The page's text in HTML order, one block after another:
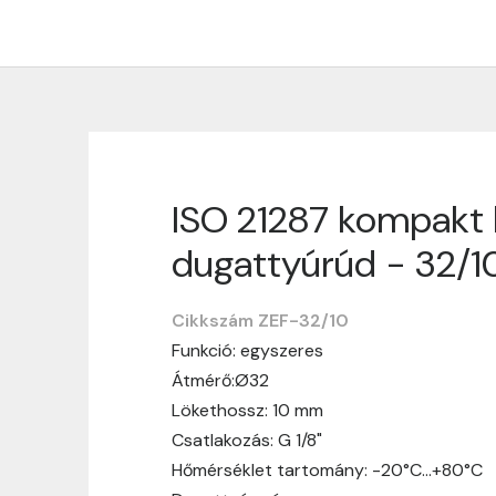
ISO 21287
dugattyúrúd - 32/
Cikkszám ZEF-32/10
Funkció: egyszeres
Átmérő:Ø32
Lökethossz: 10 mm
Csatlakozás: G 1/8"
Hőmérséklet tartomány: -20°C…+80°C
Szállítási
Nagyon köszönjük, hogy
Szállítási idő:
hosszabb ideig tart, előre
Szállítási díj:
megtekinthetitek, mielőtt a